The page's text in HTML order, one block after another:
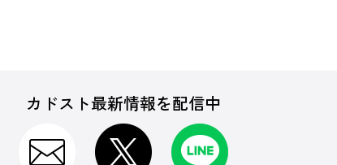
カドスト最新情報を配信中